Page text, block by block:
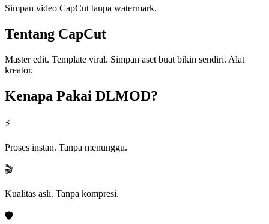
Simpan video CapCut tanpa watermark.
Tentang CapCut
Master edit. Template viral. Simpan aset buat bikin sendiri. Alat
kreator.
Kenapa Pakai DLMOD?
⚡
Proses instan. Tanpa menunggu.
🎬
Kualitas asli. Tanpa kompresi.
🛡️